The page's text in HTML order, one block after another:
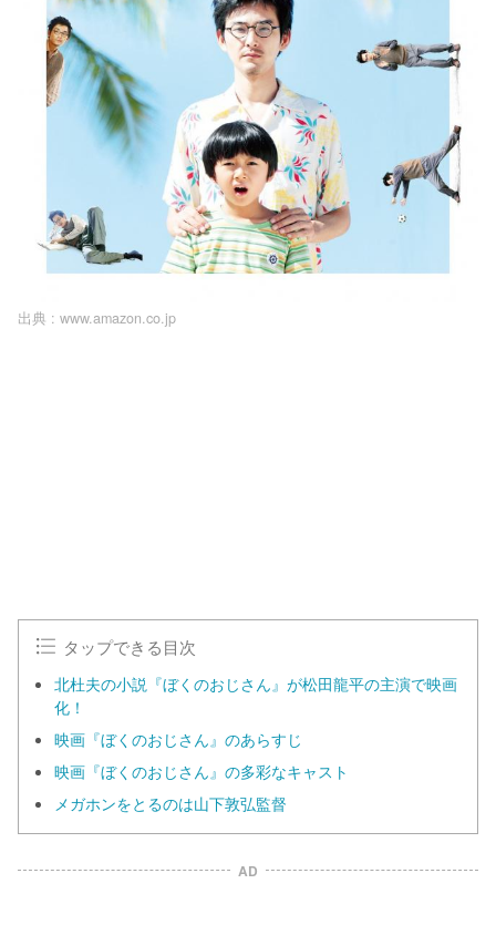
出典 : www.amazon.co.jp
タップできる目次
北杜夫の小説『ぼくのおじさん』が松田龍平の主演で映画
化！
映画『ぼくのおじさん』のあらすじ
映画『ぼくのおじさん』の多彩なキャスト
メガホンをとるのは山下敦弘監督
AD